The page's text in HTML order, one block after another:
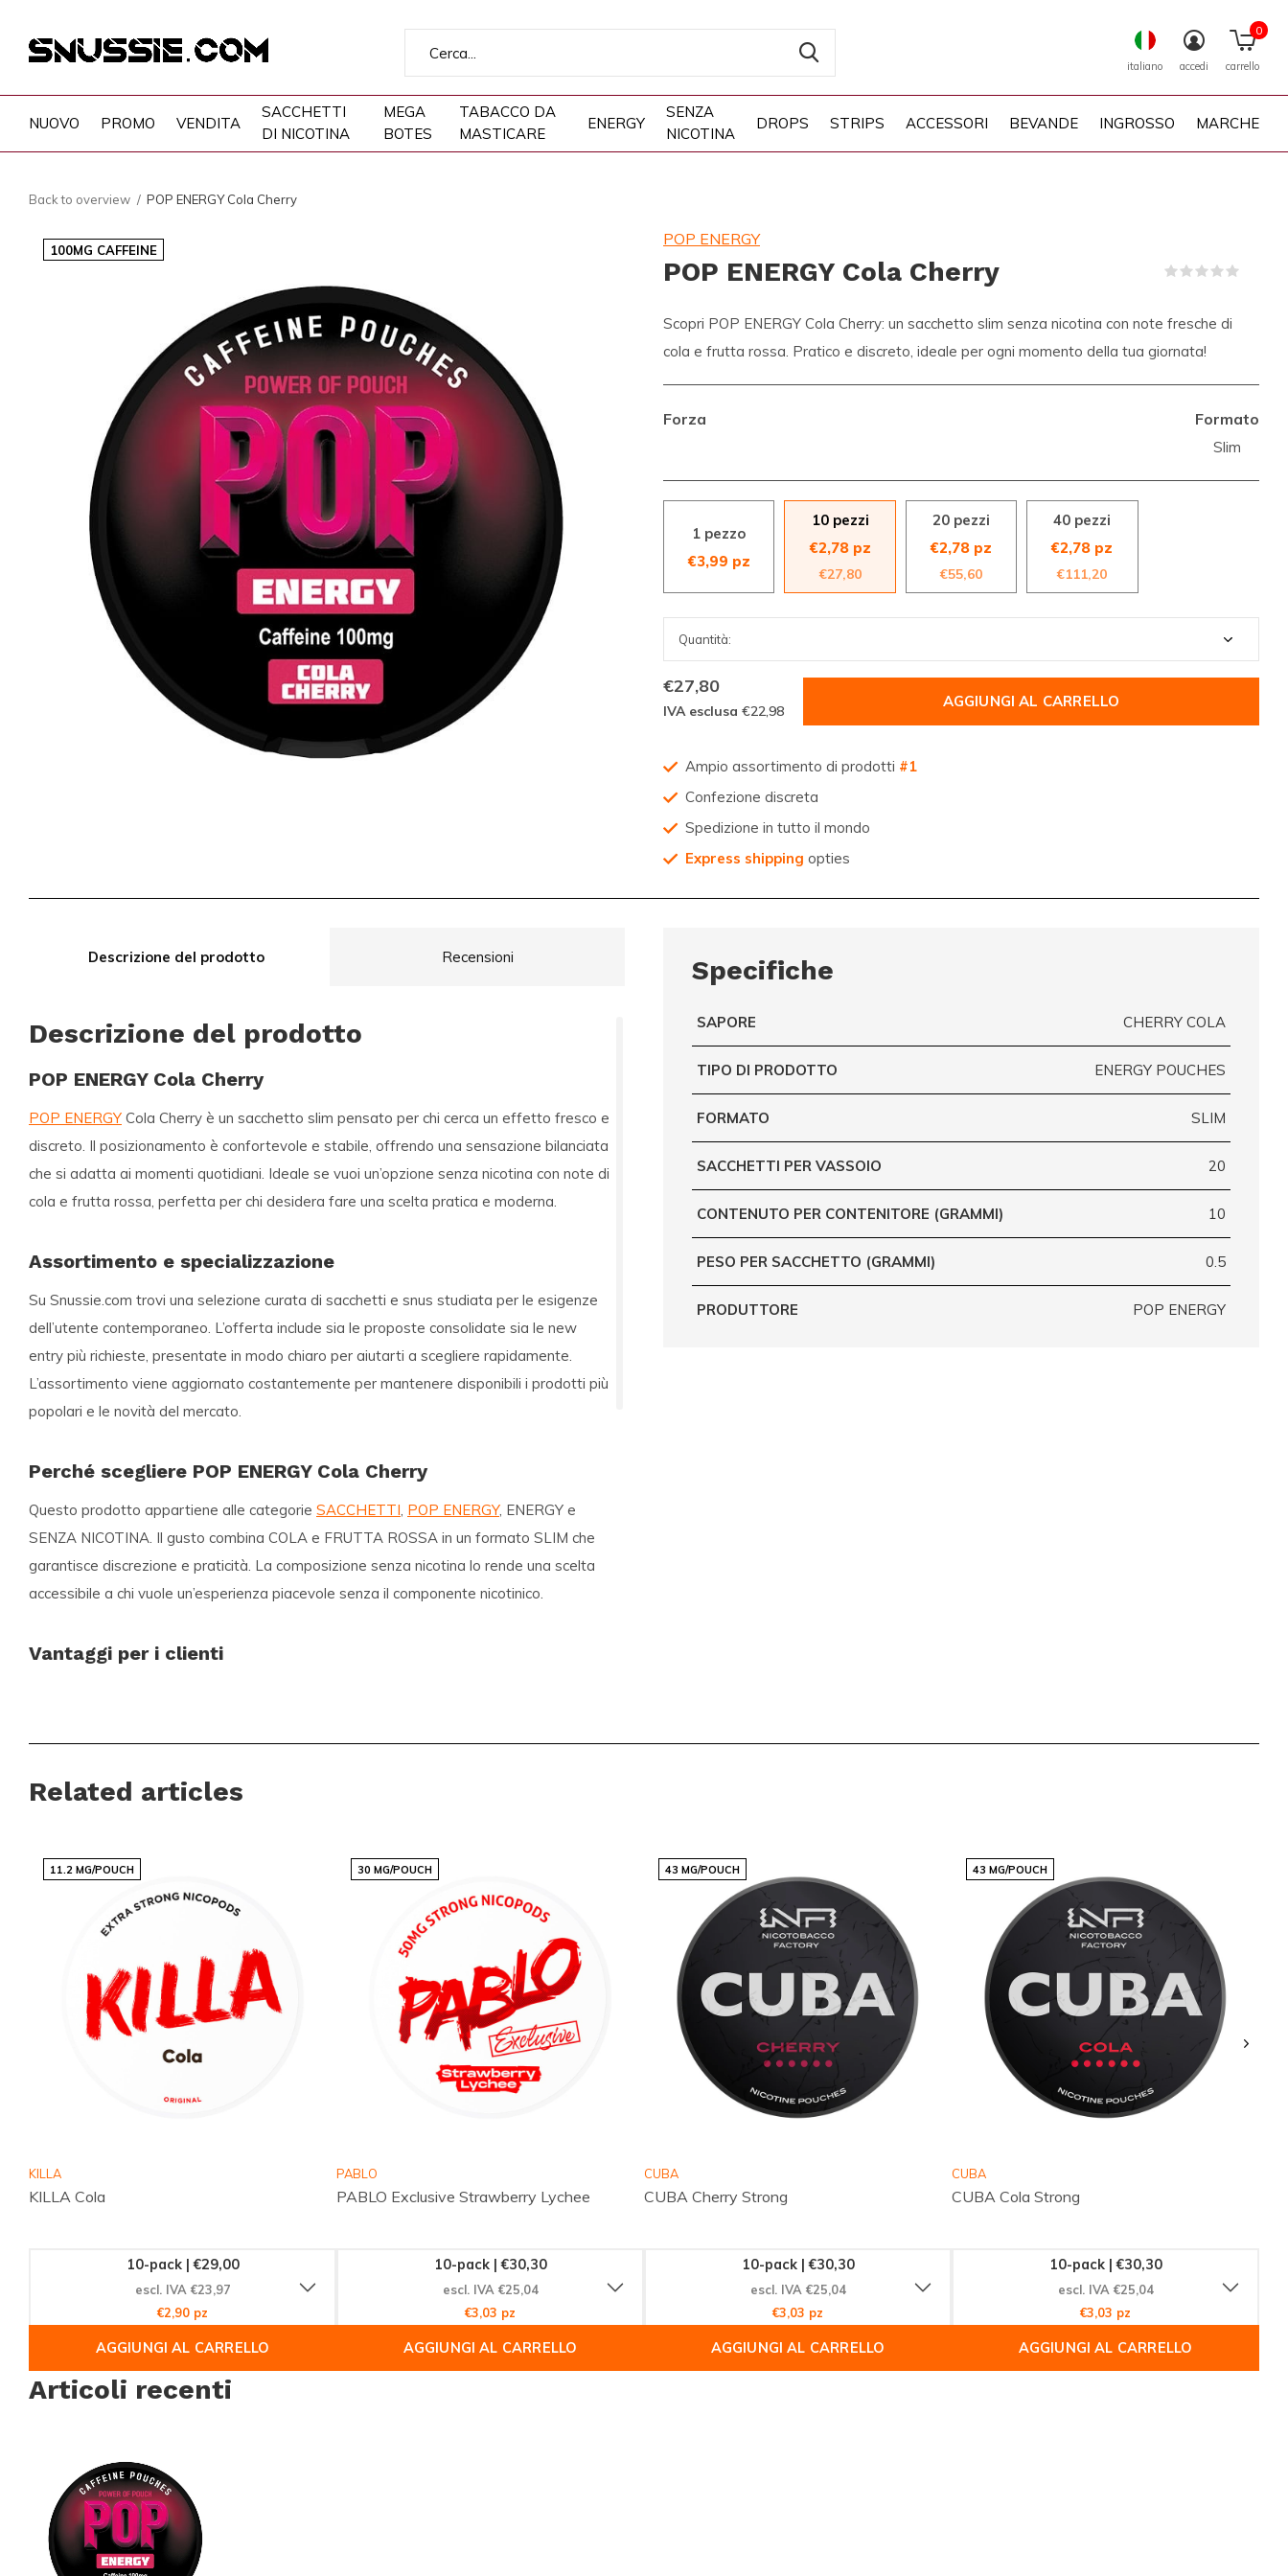
NUOVO PROMO VENDITA
SACCHETTI
DI NICOTINA
MEGA
BOTES
TABACCO DA
MASTICARE
ENERGY
SENZA
NICOTINA
DROPS STRIPS ACCESSORI BEVANDE INGROSSO MARCHE
italiano accedi carrello
0
Back to overview POP ENERGY Cola Cherry
100MG CAFFEINE
POP ENERGY
POP ENERGY Cola Cherry
Scopri POP ENERGY Cola Cherry: un sacchetto slim senza nicotina con note fresche di
cola e frutta rossa. Pratico e discreto, ideale per ogni momento della tua giornata!
Forza Formato
Slim
1 pezzo
€3,99 pz
10 pezzi
€2,78 pz
€27,80
20 pezzi
€2,78 pz
€55,60
40 pezzi
€2,78 pz
€111,20
€27,80
IVA esclusa €22,98
AGGIUNGI AL CARRELLO
Ampio assortimento di prodotti #1
Confezione discreta
Spedizione in tutto il mondo
Express shipping opties
Descrizione del prodotto Recensioni
Descrizione del prodotto
POP ENERGY Cola Cherry
POP ENERGY Cola Cherry è un sacchetto slim pensato per chi cerca un effetto fresco e
discreto. Il posizionamento è confortevole e stabile, offrendo una sensazione bilanciata
che si adatta ai momenti quotidiani. Ideale se vuoi un’opzione senza nicotina con note di
cola e frutta rossa, perfetta per chi desidera fare una scelta pratica e moderna.
Assortimento e specializzazione
Su Snussie.com trovi una selezione curata di sacchetti e snus studiata per le esigenze
dell’utente contemporaneo. L’offerta include sia le proposte consolidate sia le new
entry più richieste, presentate in modo chiaro per aiutarti a scegliere rapidamente.
L’assortimento viene aggiornato costantemente per mantenere disponibili i prodotti più
popolari e le novità del mercato.
Perché scegliere POP ENERGY Cola Cherry
Questo prodotto appartiene alle categorie SACCHETTI, POP ENERGY, ENERGY e
SENZA NICOTINA. Il gusto combina COLA e FRUTTA ROSSA in un formato SLIM che
garantisce discrezione e praticità. La composizione senza nicotina lo rende una scelta
accessibile a chi vuole un’esperienza piacevole senza il componente nicotinico.
Vantaggi per i clienti
Nuove varianti e gusti disponibili regolarmente
Servizio clienti pronto a rispondere alle tue domande
Snussie.com punta su disponibilità aggiornata, comunicazione trasparente e alta
reperibilità, in modo che tu sappia sempre cosa aspettarti. Grazie a consegne costanti
e a un catalogo selezionato professionalmente, ordinare snus e nicotine pouches
diventa semplice, affidabile e piacevole. Snussie.com è un punto di riferimento discreto
e sicuro per chi cerca prodotti per momenti personali e controllati.
Scopri l’intero catalogo di nicotine pouches e snus su Snussie.come trova il sapore che
accompagna i tuoi momenti. Esplora le collezioni e confronta i marchi più popolari su
per aggiornamenti su nuove uscite e rifornimenti.
Ordina facilmente online e ricevi rapidamente i tuoi sacchetti preferiti.
Specifiche
SAPORE CHERRY COLA
TIPO DI PRODOTTO ENERGY POUCHES
FORMATO SLIM
SACCHETTI PER VASSOIO 20
CONTENUTO PER CONTENITORE (GRAMMI) 10
PESO PER SACCHETTO (GRAMMI) 0.5
PRODUTTORE POP ENERGY
Related articles
11.2 MG/POUCH
KILLA
KILLA Cola
10-pack | €29,00
escl. IVA €23,97
€2,90 pz
AGGIUNGI AL CARRELLO
30 MG/POUCH
PABLO
PABLO Exclusive Strawberry Lychee
10-pack | €30,30
escl. IVA €25,04
€3,03 pz
AGGIUNGI AL CARRELLO
43 MG/POUCH
CUBA
CUBA Cherry Strong
10-pack | €30,30
escl. IVA €25,04
€3,03 pz
AGGIUNGI AL CARRELLO
43 MG/POUCH
CUBA
CUBA Cola Strong
10-pack | €30,30
escl. IVA €25,04
€3,03 pz
AGGIUNGI AL CARRELLO
Articoli recenti